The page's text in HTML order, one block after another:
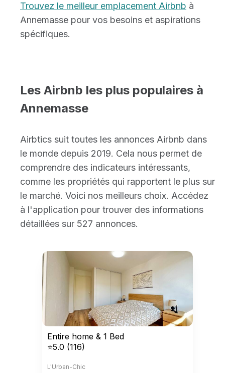
Trouvez le meilleur emplacement Airbnb à
Annemasse pour vos besoins et aspirations
spécifiques.
Les Airbnb les plus populaires à
Annemasse
Airbtics suit toutes les annonces Airbnb dans
le monde depuis 2019. Cela nous permet de
comprendre des indicateurs intéressants,
comme les propriétés qui rapportent le plus sur
le marché. Voici nos meilleurs choix. Accédez
à l'application pour trouver des informations
détaillées sur 527 annonces.
Entire home & 1 Bed
⭐5.0 (116)
L'Urban-Chic